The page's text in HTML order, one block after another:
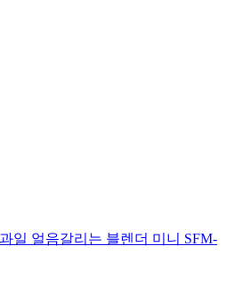
일 얼음갈리는 블렌더 미니 SFM-